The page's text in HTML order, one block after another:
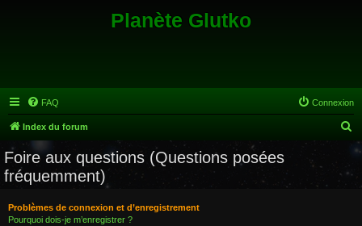
Planète Glutko
FAQ Connexion
Index du forum
Foire aux questions (Questions posées
fréquemment)
Problèmes de connexion et d’enregistrement
Pourquoi dois-je m’enregistrer ?